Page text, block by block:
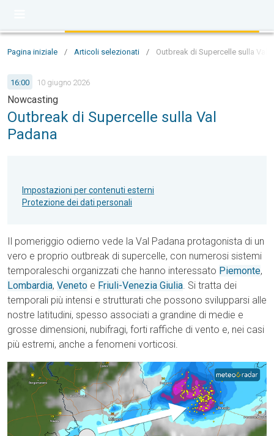
Pagina iniziale / Articoli selezionati / Outbreak di Supercelle sulla Val
16:00 10 giugno 2026
Nowcasting
Outbreak di Supercelle sulla Val
Padana
Impostazioni per contenuti esterni
Protezione dei dati personali
Il pomeriggio odierno vede la Val Padana protagonista di un
vero e proprio outbreak di supercelle, con numerosi sistemi
temporaleschi organizzati che hanno interessato Piemonte,
Lombardia, Veneto e Friuli-Venezia Giulia. Si tratta dei
temporali più intensi e strutturati che possono svilupparsi alle
nostre latitudini, spesso associati a grandine di medie e
grosse dimensioni, nubifragi, forti raffiche di vento e, nei casi
più estremi, anche a fenomeni vorticosi.